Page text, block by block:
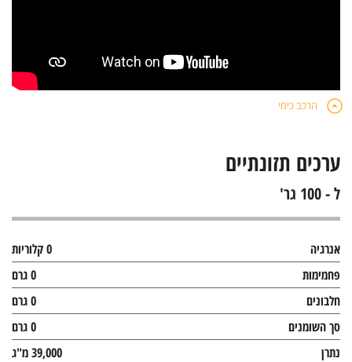
הרכב כימי
ערכים תזונתיים
ל - 100 גר'
אנרגיה
0 קלוריות
פחמימות
0 גרם
חלבונים
0 גרם
סך השומנים
0 גרם
נתרן
39,000 מ"ג